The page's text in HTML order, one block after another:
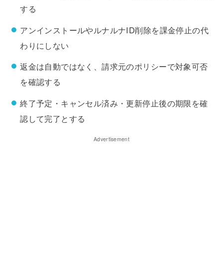
する
アンインストールやルナルナID削除を課金停止の代
わりにしない
返金は自動ではなく、請求元のポリシーで対象可否
を確認する
終了予定・キャンセル済み・更新停止後の期限を確
認して完了とする
Advertisement